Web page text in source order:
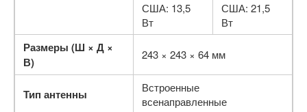
США: 13,5
Вт
США: 21,5
Вт
Размеры (Ш × Д ×
В)
243 × 243 × 64 мм
Тип антенны
Встроенные
всенаправленные